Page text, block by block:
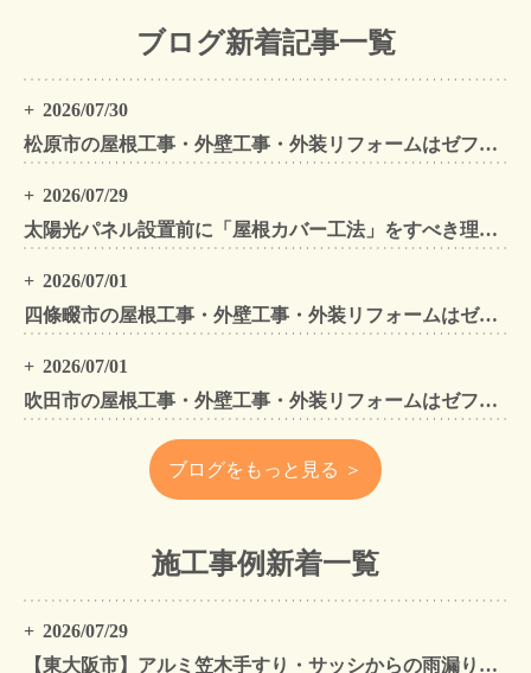
ブログ新着記事一覧
2026/07/30
松原市の屋根工事・外壁工事・外装リフォームはゼファン！松原市内の工事事例もご紹介
2026/07/29
太陽光パネル設置前に「屋根カバー工法」をすべき理由！葺き替えとの違いや費用・雨漏り対策をプロが解説
2026/07/01
四條畷市の屋根工事・外壁工事・外装リフォームはゼファン！四條畷内の工事事例もご紹介
2026/07/01
吹田市の屋根工事・外壁工事・外装リフォームはゼファン！吹田市内の工事事例もご紹介
ブログをもっと見る ＞
施工事例新着一覧
2026/07/29
【東大阪市】アルミ笠木手すり・サッシからの雨漏りを解消｜外壁金属サイディングカバー工法